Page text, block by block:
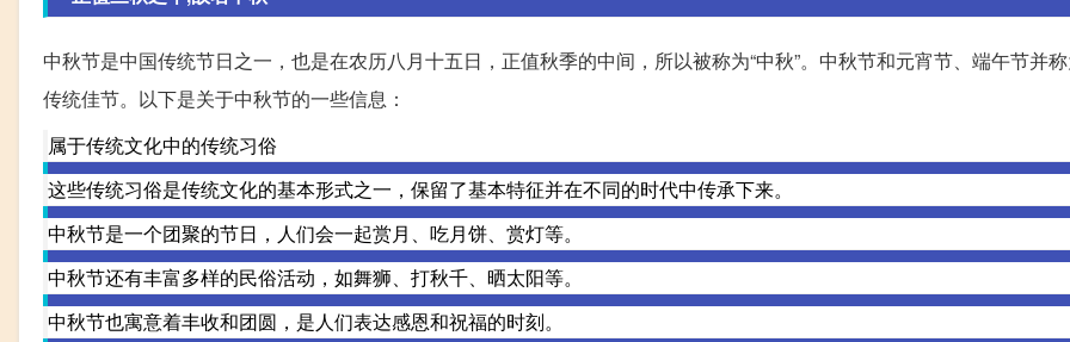
中秋节是中国传统节日之一，也是在农历八月十五日，正值秋季的中间，所以被称为“中秋”。中秋节和元宵节、端午节并
传统佳节。以下是关于中秋节的一些信息：
属于传统文化中的传统习俗
这些传统习俗是传统文化的基本形式之一，保留了基本特征并在不同的时代中传承下来。
中秋节是一个团聚的节日，人们会一起赏月、吃月饼、赏灯等。
中秋节还有丰富多样的民俗活动，如舞狮、打秋千、晒太阳等。
中秋节也寓意着丰收和团圆，是人们表达感恩和祝福的时刻。